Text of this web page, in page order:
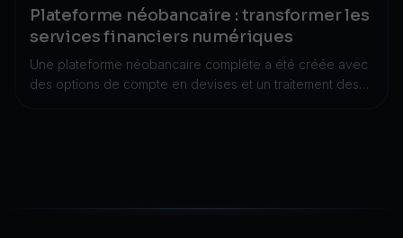
Plateforme néobancaire : transformer les
services financiers numériques
Une plateforme néobancaire complète a été créée avec
des options de compte en devises et un traitement des